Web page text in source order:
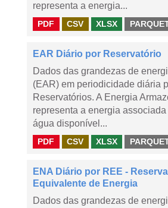
representa a energia...
PDF CSV XLSX
EAR Diário por Reservatório
Dados das grandezas de
(EAR) em periodicidade diária
Reservatórios. A Energia
representa a energia
água disponível...
PDF CSV XLSX
ENA Diário por REE -
Equivalente de Energia
Dados das grandezas de